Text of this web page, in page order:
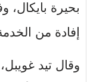
بحيرة بايكال،
إفادة من
وقال تيد